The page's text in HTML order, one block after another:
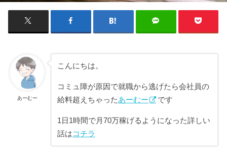
あーむー
こんにちは。
コミュ障が原因で就職から逃げたら会社員の
給料超えちゃったあーむー です
1日1時間で月70万稼げるようになった詳しい
話はコチラ